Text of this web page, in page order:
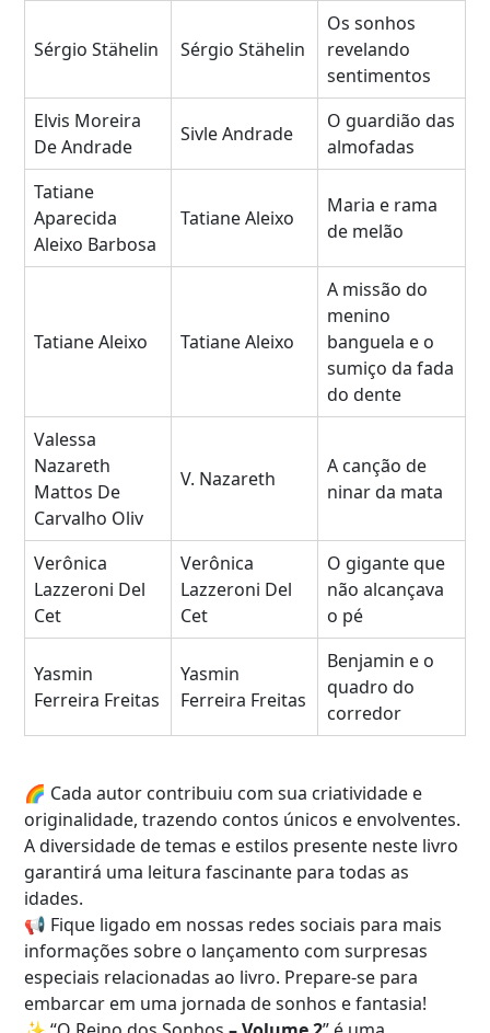
Sérgio Stähelin Sérgio Stähelin
Os sonhos
revelando
sentimentos
Elvis Moreira
De Andrade
Sivle Andrade
O guardião das
almofadas
Tatiane
Aparecida
Aleixo Barbosa
Tatiane Aleixo
Maria e rama
de melão
Tatiane Aleixo Tatiane Aleixo
A missão do
menino
banguela e o
sumiço da fada
do dente
Valessa
Nazareth
Mattos De
Carvalho Oliv
V. Nazareth
A canção de
ninar da mata
Verônica
Lazzeroni Del
Cet
Verônica
Lazzeroni Del
Cet
O gigante que
não alcançava
o pé
Yasmin
Ferreira Freitas
Yasmin
Ferreira Freitas
Benjamin e o
quadro do
corredor
🌈 Cada autor contribuiu com sua criatividade e
originalidade, trazendo contos únicos e envolventes.
A diversidade de temas e estilos presente neste livro
garantirá uma leitura fascinante para todas as
idades.
📢 Fique ligado em nossas redes sociais para mais
informações sobre o lançamento com surpresas
especiais relacionadas ao livro. Prepare-se para
embarcar em uma jornada de sonhos e fantasia!